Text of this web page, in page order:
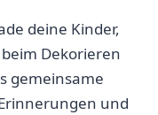
‌deine Kinder,
Dekorieren
gemeinsame
und